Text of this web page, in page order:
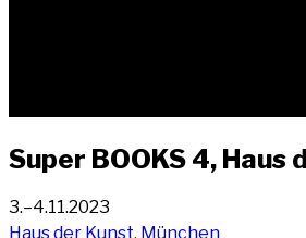
Super BOOKS 4, Haus
3.–4.11.2023
Haus der Kunst, München